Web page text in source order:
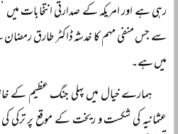
رہی ہے اور امریکہ کے صدارتی انتخابات
سے جس منفی مہم کا خدشہ ڈاکٹر طارق
میں ہے۔
ہمارے خیال میں پہلی جنگ عظیم کے
عثمانیہ کی شکست و ریخت کے موقع پر ترکی کی